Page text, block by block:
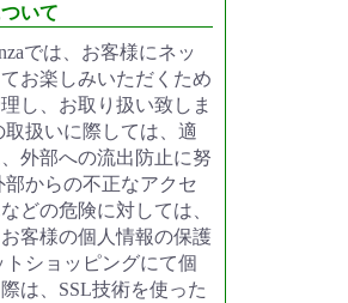
いて
では、お客様にネッ
お楽しみいただくため
し、お取り扱い致しま
扱いに際しては、適
外部への流出防止に努
からの不正なアクセ
どの危険に対しては、
客様の個人情報の保護
ショッピングにて個
は、SSL技術を使った